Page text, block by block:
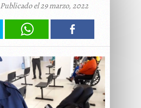
el 29 marzo, 2022